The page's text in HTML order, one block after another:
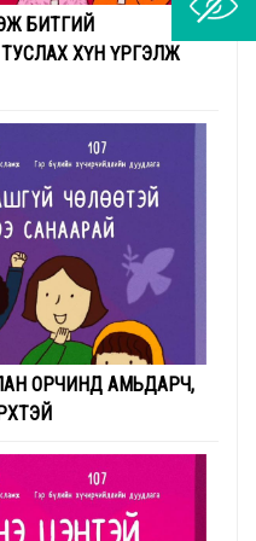
БИТГИЙ
ХҮН ҮРГЭЛЖ
ОРЧИНД АМЬДАРЧ,